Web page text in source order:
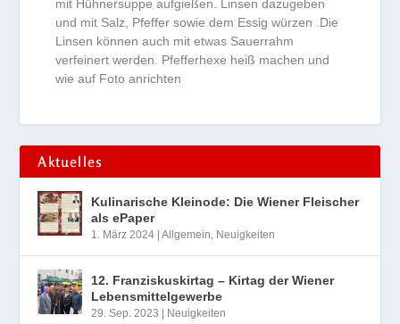
mit Hühnersuppe aufgießen. Linsen dazugeben
und mit Salz, Pfeffer sowie dem Essig würzen .Die
Linsen können auch mit etwas Sauerrahm
verfeinert werden. Pfefferhexe heiß machen und
wie auf Foto anrichten
Aktuelles
Kulinarische Kleinode: Die Wiener Fleischer
als ePaper
1. März 2024 |Allgemein, Neuigkeiten
12. Franziskuskirtag – Kirtag der Wiener
Lebensmittelgewerbe
29. Sep. 2023 Neuigkeiten